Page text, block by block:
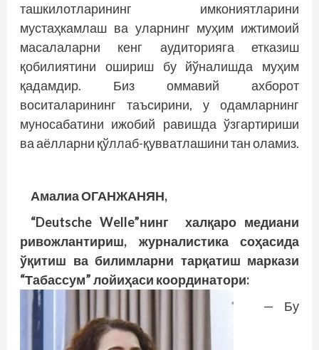
ташкилотларининг имкониятларини
мустаҳкамлаш ва уларнинг муҳим ижтимоий
масалаларни кенг аудиторияга етказиш
қобилиятини ошириш бу йўналишда муҳим
қадамдир. Биз оммавий ахборот
воситаларининг таъсирини, у одамларнинг
муносабатини ижобий равишда ўзгартириши
ва аёлларни қўллаб-қувватлашини тан оламиз.
Амалиа ОГАНЖАНЯН,
“Deutsche Welle”нинг халқаро медиани
ривожлантириш, журналистика соҳасида
ўқитиш ва билимларни тарқатиш маркази
“Табассум” лойиҳаси координатори:
— Бу